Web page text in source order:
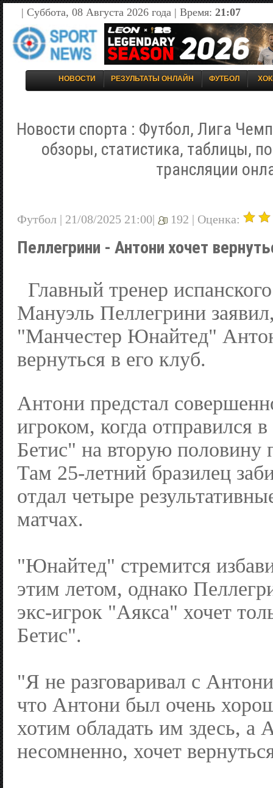
| Суббота, 08 Августа 2026 года | Время: 21:07
НОВОСТИ РЕЗУЛЬТАТЫ ОНЛАЙН ФУТБОЛ
Новости спорта : Футбол, Лига
обзоры, статистика, таблицы,
трансляции
Футбол | 21/08/2025 21:00| 192 | Оценка:
Пеллегрини - Антони хочет
Главный тренер
Мануэль Пеллегрини
"Манчестер Юнайтед"
вернуться в его клуб.
Антони предстал
игроком, когда отправился
Бетис" на вторую половину
Там 25-летний бразилец
отдал четыре
матчах.
"Юнайтед" стремится
этим летом, однако
экс-игрок "Аякса" хочет
Бетис".
"Я не разговаривал с
что Антони был очень
хотим обладать им здесь, а
несомненно, хочет